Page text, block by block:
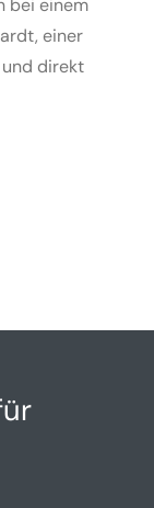
bei einem
einer
direkt